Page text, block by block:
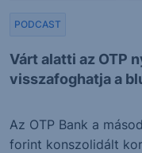
Várt alatti az OTP
visszafoghatja a
PODCAST
Az OTP Bank a
forint konszolidált